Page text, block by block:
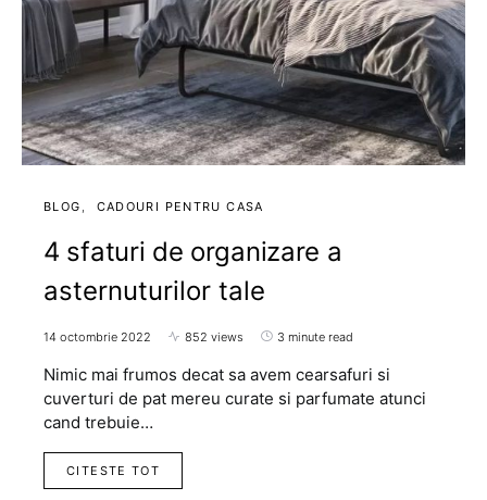
BLOG CADOURI PENTRU CASA
4 sfaturi de organizare a
asternuturilor tale
14 octombrie 2022 852 views 3 minute read
Nimic mai frumos decat sa avem cearsafuri si
cuverturi de pat mereu curate si parfumate atunci
cand trebuie…
CITESTE TOT